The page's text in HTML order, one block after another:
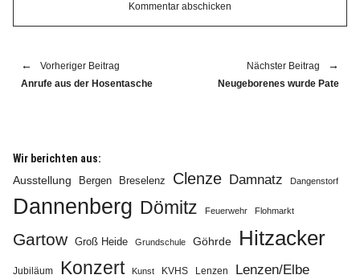
Vorheriger Beitrag
Anrufe aus der Hosentasche
Nächster Beitrag
Neugeborenes wurde Pate
Wir berichten aus:
Ausstellung
Bergen Breselenz Clenze Damnatz Dangenstorf
Dannenberg Dömitz Feuerwehr Flohmarkt
Gartow Groß Heide Grundschule Göhrde Hitzacker
Jubiläum Konzert Kunst KVHS Lenzen Lenzen/Elbe